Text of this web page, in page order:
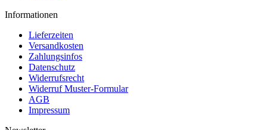
Informationen
Lieferzeiten
Versandkosten
Zahlungsinfos
Datenschutz
Widerrufsrecht
Widerruf Muster-Formular
AGB
Impressum